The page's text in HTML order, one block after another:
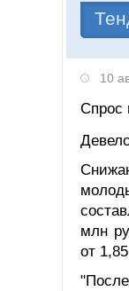
10
Спрос
млн
от